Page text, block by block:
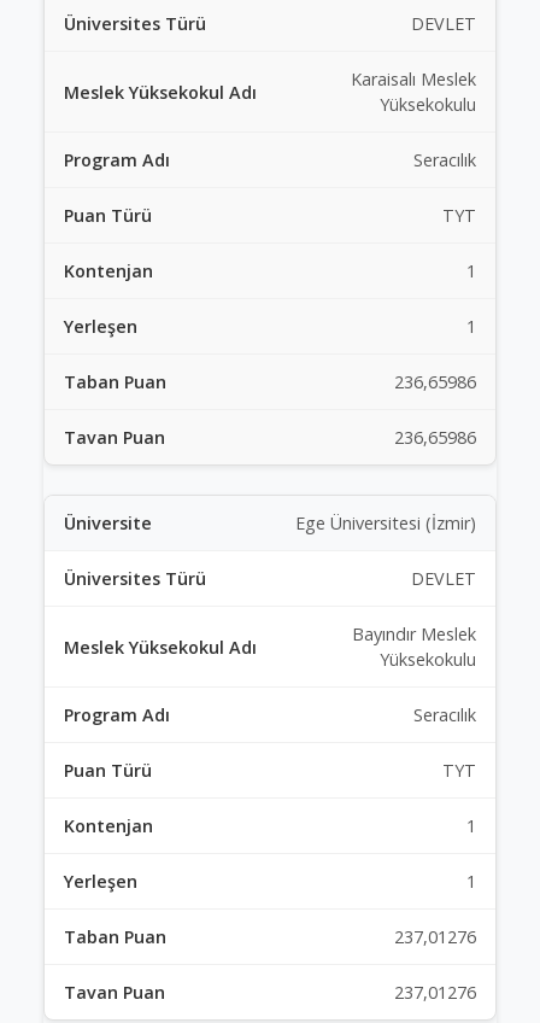
DEVLET
Karaisalı Meslek
Yüksekokulu
Seracılık
TYT
1
1
236,65986
236,65986
Ege Üniversitesi (İzmir)
DEVLET
Bayındır Meslek
Yüksekokulu
Seracılık
TYT
1
1
237,01276
237,01276